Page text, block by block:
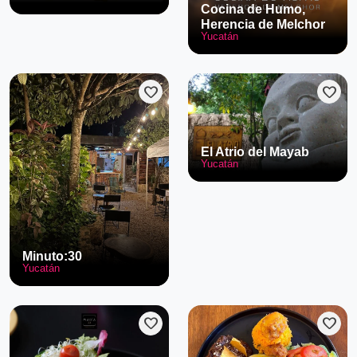
Cocina de Humo,
Herencia de Melchor
Yucatán
favorite
Minuto:30
Yucatán
favorite
El Atrio del Mayab
Yucatán
favorite favorite